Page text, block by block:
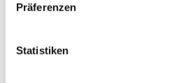
Präferenzen
Statistiken